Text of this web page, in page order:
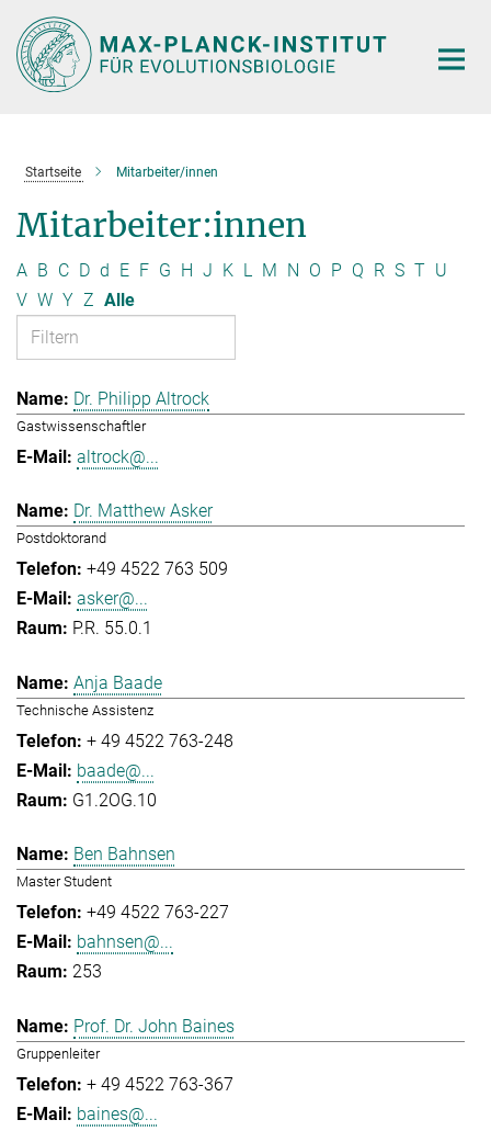
Hauptinhalt
Startseite Mitarbeiter/innen
Mitarbeiter:innen
A B C D d E F G H J K L M N O P Q R S T U
V W Y Z Alle
Dr. Philipp Altrock
Gastwissenschaftler
altrock@...
Dr. Matthew Asker
Postdoktorand
+49 4522 763 509
asker@...
P.R. 55.0.1
Anja Baade
Technische Assistenz
+ 49 4522 763-248
baade@...
G1.2OG.10
Ben Bahnsen
Master Student
+49 4522 763-227
bahnsen@...
253
Prof. Dr. John Baines
Gruppenleiter
+ 49 4522 763-367
baines@...